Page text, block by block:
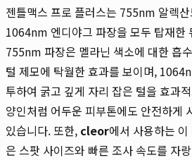
젠틀맥스 프로 플러스는 755nm 알렉
1064nm 엔디야그 파장을 모두 탑재한
755nm 파장은 멜라닌 색소에 대한 흡
털 제모에 탁월한 효과를 보이며,
투하여 굵고 깊게 자리 잡은 털을 효과
양인처럼 어두운 피부톤에도 안전하게
있습니다. 또한, cleor에서 사용하는
은 스팟 사이즈와 빠른 조사 속도를 자